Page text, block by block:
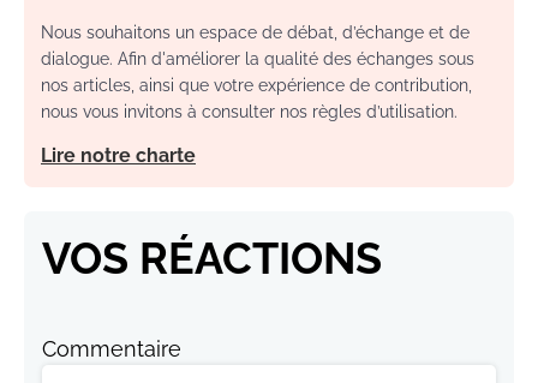
Nous souhaitons un espace de débat, d’échange et de
dialogue. Afin d'améliorer la qualité des échanges sous
nos articles, ainsi que votre expérience de contribution,
nous vous invitons à consulter nos règles d’utilisation.
Lire notre charte
VOS RÉACTIONS
Commentaire